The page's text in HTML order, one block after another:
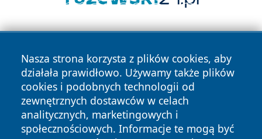
Nasza strona korzysta z plików cookies, aby
działała prawidłowo. Używamy także plików
cookies i podobnych technologii od
zewnętrznych dostawców w celach
analitycznych, marketingowych i
społecznościowych. Informacje te mogą być
Copyright © 2026 jeleniagoraonline.pl Wszystkie prawa
zastrzeżone.